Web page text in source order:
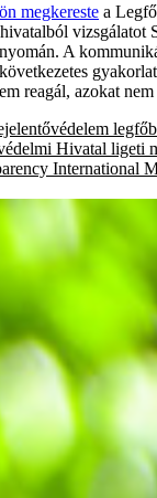
megkereste a
vizsgálatot
A
reagál, azokat
Hivatal ligeti
International